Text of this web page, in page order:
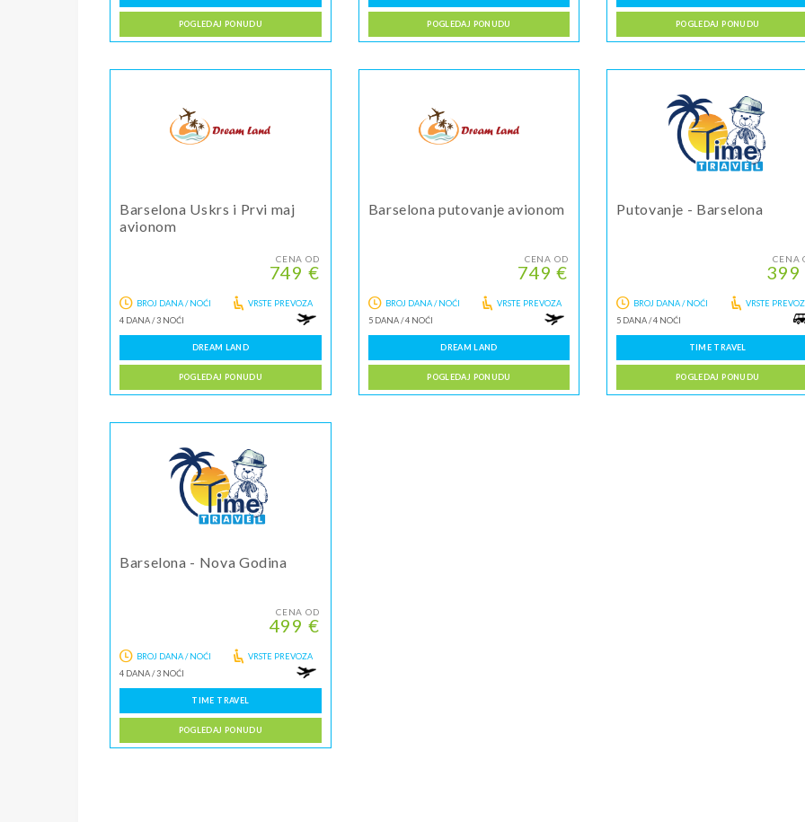
POGLEDAJ PONUDU POGLEDAJ PONUDU POGLEDAJ PONUDU
Barselona Uskrs i Prvi maj
avionom
CENA OD
749 €
BROJ DANA / NOĆI
4 DANA/3 NOĆI
VRSTE PREVOZA
DREAM LAND
POGLEDAJ PONUDU
Barselona putovanje avionom
CENA OD
749 €
BROJ DANA / NOĆI
5 DANA/4 NOĆI
VRSTE PREVOZA
DREAM LAND
POGLEDAJ PONUDU
Putovanje - Barselona
CENA
399
BROJ DANA / NOĆI
5 DANA/4 NOĆI
VRSTE
TIME TRAVEL
POGLEDAJ PONUDU
Barselona - Nova Godina
CENA OD
499 €
BROJ DANA / NOĆI
4 DANA/3 NOĆI
VRSTE PREVOZA
TIME TRAVEL
POGLEDAJ PONUDU